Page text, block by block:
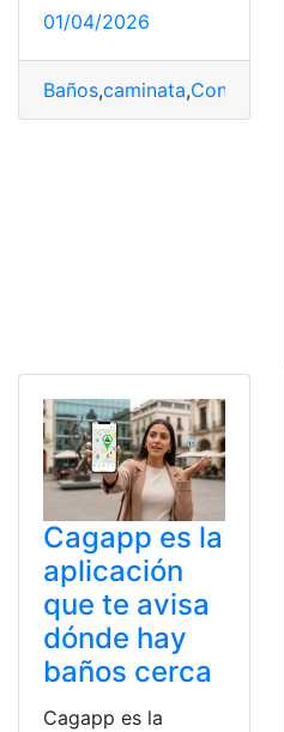
01/04/2026
Baños,caminata,Consultas
Cagapp es la
aplicación
que te avisa
dónde hay
baños cerca
Cagapp es la